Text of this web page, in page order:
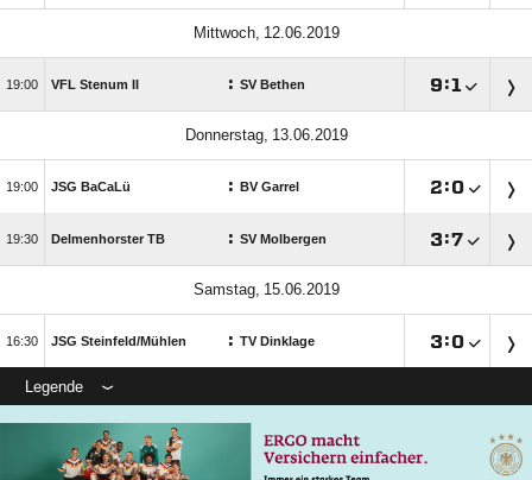
 
 VFL Stenum II : SV Bethen :
 
 JSG BaCaLü : BV Garrel :
 Delmenhorster TB : SV Molbergen :
 
 JSG Steinfeld/​Mühlen : TV Dinklage :
Legende